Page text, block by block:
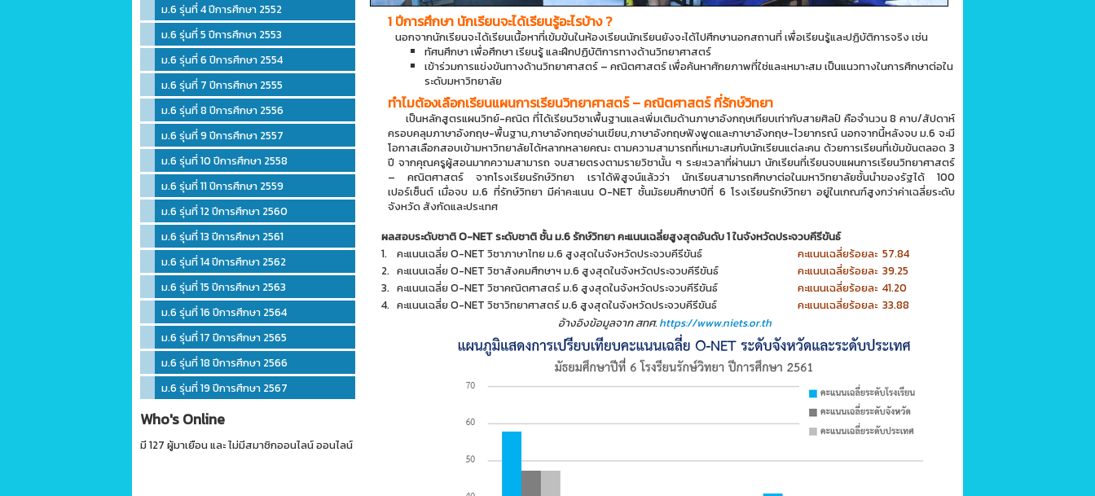
ม.6 รุ่นที่ 4 ปีการศึกษา 2552
ม.6 รุ่นที่ 5 ปีการศึกษา 2553
ม.6 รุ่นที่ 6 ปีการศึกษา 2554
ม.6 รุ่นที่ 7 ปีการศึกษา 2555
ม.6 รุ่นที่ 8 ปีการศึกษา 2556
ม.6 รุ่นที่ 9 ปีการศึกษา 2557
ม.6 รุ่นที่ 10 ปีการศึกษา 2558
ม.6 รุ่นที่ 11 ปีการศึกษา 2559
ม.6 รุ่นที่ 12 ปีการศึกษา 2560
ม.6 รุ่นที่ 13 ปีการศึกษา 2561
ม.6 รุ่นที่ 14 ปีการศึกษา 2562
ม.6 รุ่นที่ 15 ปีการศึกษา 2563
ม.6 รุ่นที่ 16 ปีการศึกษา 2564
ม.6 รุ่นที่ 17 ปีการศึกษา 2565
ม.6 รุ่นที่ 18 ปีการศึกษา 2566
ม.6 รุ่นที่ 19 ปีการศึกษา 2567
Who's Online
มี 127 ผู้มาเยือน และ ไม่มีสมาชิกออนไลน์ ออนไลน์
1 ปีการศึกษา นักเรียนจะได้เรียนรู้อะไรบ้าง?
นอกจากนักเรียนจะได้เรียนเนื้อหาที่เข้มข้นในห้องเรียนนักเรียนยังจะได้ไปศึกษานอกสถานที่ เพื่อเรียนรู้และปฏิบัติการจริง เช่น
ทัศนศึกษา เพื่อศึกษา เรียนรู้ และฝึกปฏิบัติการทางด้านวิทยาศาสตร์
เข้าร่วมการแข่งขันทางด้านวิทยาศาสตร์ – คณิตศาสตร์ เพื่อค้นหาศักยภาพที่ใช่และเหมาะสม เป็นแนวทางในการศึกษาต่อใน
ระดับมหาวิทยาลัย
ทำไมต้องเลือกเรียนแผนการเรียนวิทยาศาสตร์ – คณิตศาสตร์ ที่รักษ์วิทยา
เป็นหลักสูตรแผนวิทย์-คณิต ที่ได้เรียนวิชาเพื้นฐานและเพิ่มเติมด้านภาษาอังกฤษเทียบเท่ากับสายศิลป์ คือจำนวน 8 คาบ/สัปดาห์
ครอบคลุมภาษาอังกฤษ-พื้นฐาน,ภาษาอังกฤษอ่านเขียน,ภาษาอังกฤษฟังพูดและภาษาอังกฤษ-ไวยากรณ์ นอกจากนี้หลังจบ ม.6 จะมี
โอกาสเลือกสอบเข้ามหาวิทยาลัยได้หลากหลายคณะ ตามความสามารถที่เหมาะสมกับนักเรียนแต่ละคน ด้วยการเรียนที่เข้มข้นตลอด 3
ปี จากคุณครูผู้สอนมากความสามารถ จบสายตรงตามรายวิชานั้น ๆ ระยะเวลาที่ผ่านมา นักเรียนที่เรียนจบแผนการเรียนวิทยาศาสตร์
– คณิตศาสตร์ จากโรงเรียนรักษ์วิทยา เราได้พิสูจน์แล้วว่า นักเรียนสามารถศึกษาต่อในมหาวิทยาลัยชั้นนำของรัฐได้ 100
เปอร์เซ็นต์ เมื่อจบ ม.6 ที่รักษ์วิทยา มีค่าคะแนน O-NET ชั้นมัธยมศึกษาปีที่ 6 โรงเรียนรักษ์วิทยา อยู่ในเกณฑ์สูงกว่าค่าเฉลี่ยระดับ
จังหวัด สังกัดและประเทศ
ผลสอบระดับชาติ O-NET ระดับชาติ ชั้น ม.6 รักษ์วิทยา คะแนนเฉลี่ยสูงสุดอันดับ 1 ในจังหวัดประจวบคีรีขันธ์
1. คะแนนเฉลี่ย O-NET วิชาภาษาไทย ม.6 สูงสุดในจังหวัดประจวบคีรีขันธ์
คะแนนเฉลี่ยร้อยละ 57.84
2. คะแนนเฉลี่ย O-NET วิชาสังคมศึกษาฯ ม.6 สูงสุดในจังหวัดประจวบคีรีขันธ์
คะแนนเฉลี่ยร้อยละ 39.25
3. คะแนนเฉลี่ย O-NET วิชาคณิตศาสตร์ ม.6 สูงสุดในจังหวัดประจวบคีรีขันธ์
คะแนนเฉลี่ยร้อยละ 41.20
4. คะแนนเฉลี่ย O-NET วิชาวิทยาศาสตร์ ม.6 สูงสุดในจังหวัดประจวบคีรีขันธ์
คะแนนเฉลี่ยร้อยละ 33.88
อ้างอิงข้อมูลจาก สทศ. https://www.niets.or.th